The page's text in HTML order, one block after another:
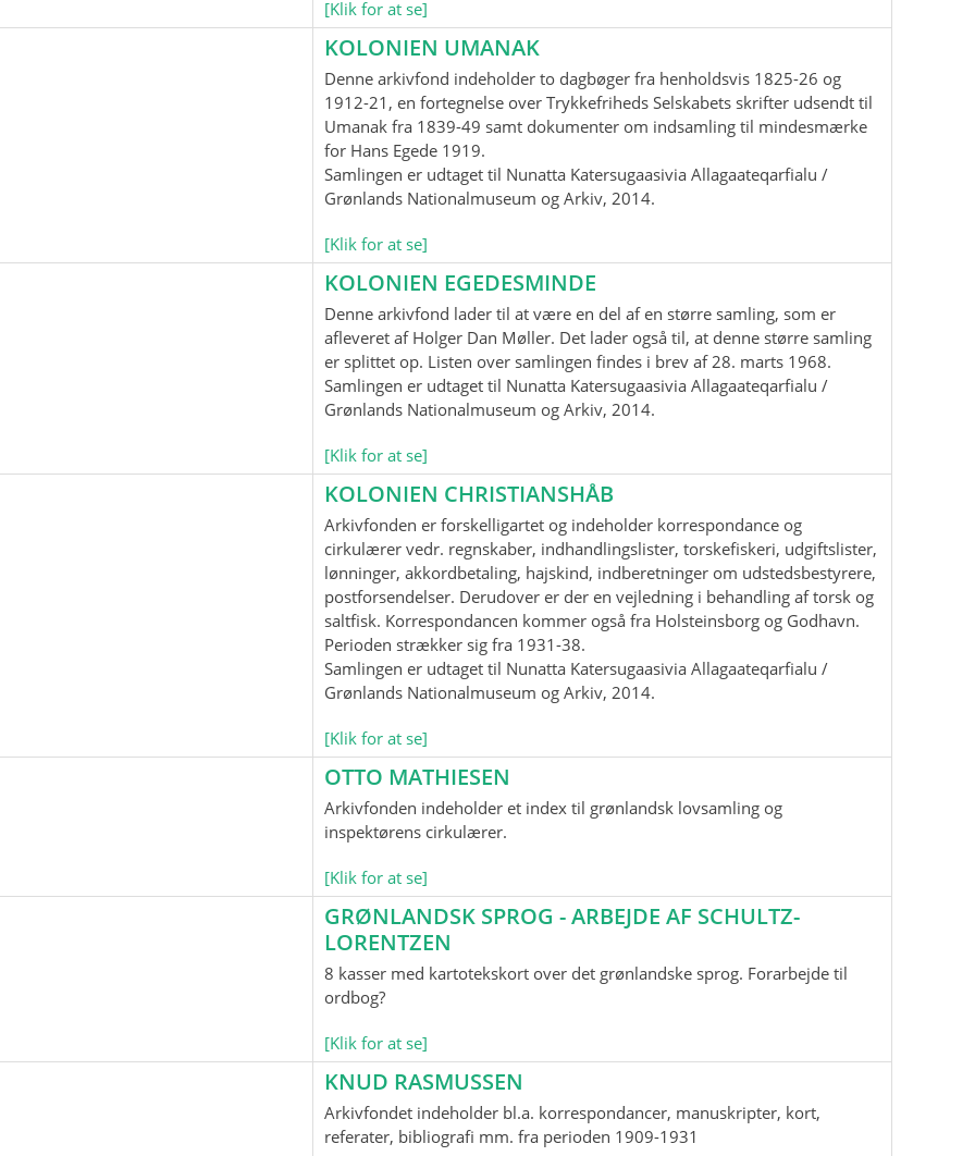
[Klik for at se]
KOLONIEN UMANAK
Denne arkivfond indeholder to dagbøger fra henholdsvis 1825-26 og
1912-21, en fortegnelse over Trykkefriheds Selskabets skrifter udsendt til
Umanak fra 1839-49 samt dokumenter om indsamling til mindesmærke
for Hans Egede 1919.
Samlingen er udtaget til Nunatta Katersugaasivia Allagaateqarfialu /
Grønlands Nationalmuseum og Arkiv, 2014.
[Klik for at se]
KOLONIEN EGEDESMINDE
Denne arkivfond lader til at være en del af en større samling, som er
afleveret af Holger Dan Møller. Det lader også til, at denne større samling
er splittet op. Listen over samlingen findes i brev af 28. marts 1968.
Samlingen er udtaget til Nunatta Katersugaasivia Allagaateqarfialu /
Grønlands Nationalmuseum og Arkiv, 2014.
[Klik for at se]
KOLONIEN CHRISTIANSHÅB
Arkivfonden er forskelligartet og indeholder korrespondance og
cirkulærer vedr. regnskaber, indhandlingslister, torskefiskeri, udgiftslister,
lønninger, akkordbetaling, hajskind, indberetninger om udstedsbestyrere,
postforsendelser. Derudover er der en vejledning i behandling af torsk og
saltfisk. Korrespondancen kommer også fra Holsteinsborg og Godhavn.
Perioden strækker sig fra 1931-38.
Samlingen er udtaget til Nunatta Katersugaasivia Allagaateqarfialu /
Grønlands Nationalmuseum og Arkiv, 2014.
[Klik for at se]
OTTO MATHIESEN
Arkivfonden indeholder et index til grønlandsk lovsamling og
inspektørens cirkulærer.
[Klik for at se]
GRØNLANDSK SPROG - ARBEJDE AF SCHULTZ-
LORENTZEN
8 kasser med kartotekskort over det grønlandske sprog. Forarbejde til
ordbog?
[Klik for at se]
KNUD RASMUSSEN
Arkivfondet indeholder bl.a. korrespondancer, manuskripter, kort,
referater, bibliografi mm. fra perioden 1909-1931